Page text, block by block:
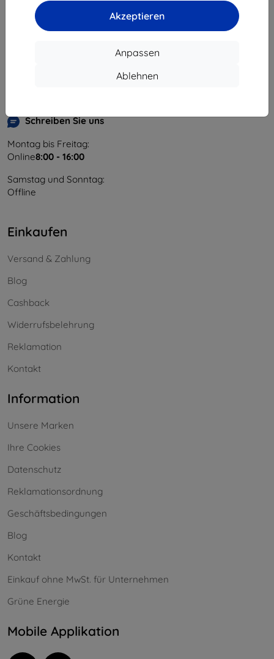
Akzeptieren
Anpassen
Ablehnen
Unternehmens-ID:
46701494
USt-IdNr.:SK2023549671
Schreiben Sie uns
Montag bis Freitag:
Online8:00 - 16:00
Samstag und Sonntag:
Offline
Einkaufen
Versand & Zahlung
Blog
Cashback
Widerrufsbelehrung
Reklamation
Kontakt
Information
Unsere Marken
Ihre Cookies
Datenschutz
Reklamationsordnung
Geschäftsbedingungen
Blog
Kontakt
Einkauf ohne MwSt. für Unternehmen
Grüne Energie
Mobile Applikation